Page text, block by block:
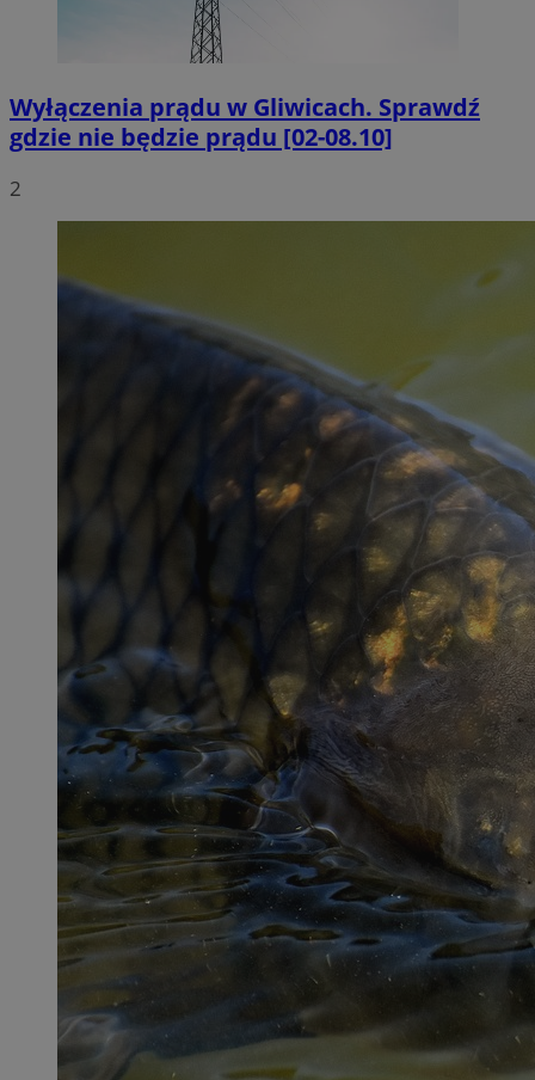
Wyłączenia prądu w Gliwicach. Sprawdź
gdzie nie będzie prądu [02-08.10]
2